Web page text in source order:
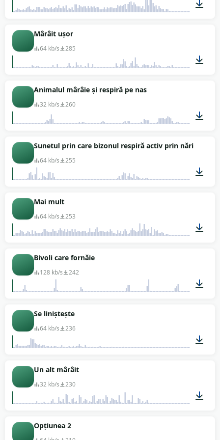
Mârâit ușor
64 kb/s 285
Animalul mârâie și respiră pe nas
32 kb/s 260
00:05
Sunetul prin care bizonul respiră activ prin nări
64 kb/s 255
Mai mult
64 kb/s 253
Bivoli care fornăie
128 kb/s 242
Se liniștește
64 kb/s 236
Un alt mârâit
32 kb/s 230
Opțiunea 2